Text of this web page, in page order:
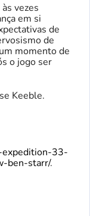
vezes
em si
de
de
momento de
o jogo ser
Keeble.
expedition-33-
ben-starr/.